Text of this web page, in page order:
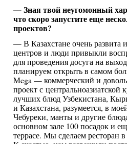
— Зная твой неугомонный
что скоро запустите еще
проектов?
— В Казахстане очень развита
центров и люди привыкли
для проведения досуга на
планируем открыть в самом
Mega — коммерческий и
проект с центральноазиатской
лучших блюд Узбекистана,
и Казахстана, разумеется, в
Чебуреки, манты и другие
основном зале 100 посадок и
террасе. Мы сделаем ресторан